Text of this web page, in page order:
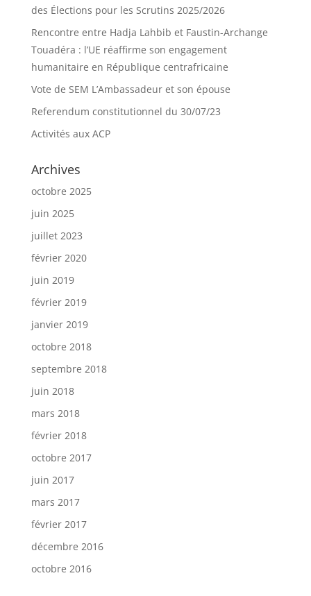
des Élections pour les Scrutins 2025/2026
Rencontre entre Hadja Lahbib et Faustin-Archange
Touadéra : l’UE réaffirme son engagement
humanitaire en République centrafricaine
Vote de SEM L’Ambassadeur et son épouse
Referendum constitutionnel du 30/07/23
Activités aux ACP
Archives
octobre 2025
juin 2025
juillet 2023
février 2020
juin 2019
février 2019
janvier 2019
octobre 2018
septembre 2018
juin 2018
mars 2018
février 2018
octobre 2017
juin 2017
mars 2017
février 2017
décembre 2016
octobre 2016